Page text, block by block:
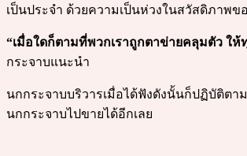
เป็นประจำ ด้วยความเป็นห่วงในสวัสดิภาพ
“เมื่อใดก็ตามที่พวกเราถูกตาข่ายคลุมตัว ใ
กระจาบแนะนำ
นกกระจาบบริวารเมื่อได้ฟังดังนั้นก็ปฏิบัติต
นกกระจาบไปขายได้อีกเลย